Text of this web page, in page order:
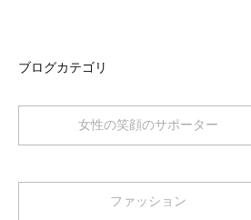
ブログカテゴリ
女性の笑顔のサポーター
ファッション